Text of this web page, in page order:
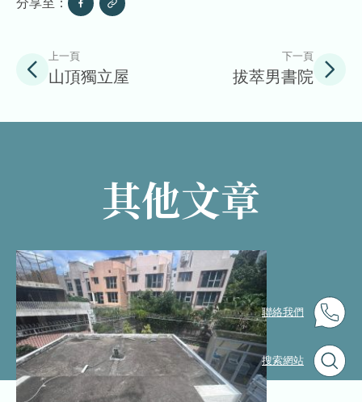
聯絡我們
搜索網站
分享至：
上一頁
山頂獨立屋
下一頁
拔萃男書院
其他文章